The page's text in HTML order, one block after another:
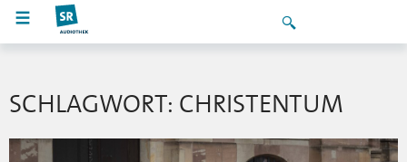
SCHLAGWORT: CHRISTENTUM